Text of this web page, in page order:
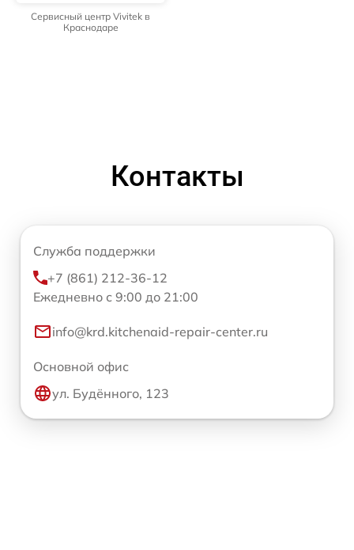
Сервисный центр Vivitek в
Краснодаре
Контакты
Служба поддержки
+7 (861) 212-36-12
Ежедневно с 9:00 до 21:00
info@krd.kitchenaid-repair-center.ru
Основной офис
ул. Будённого, 123